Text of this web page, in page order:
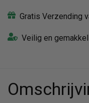
Gratis Verzending
Veilig en